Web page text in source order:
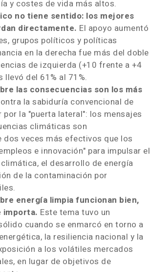
y costes de vida más altos.
no tiene sentido: los mejores
directamente. El apoyo aumentó
grupos políticos y políticas
en la derecha fue más del doble
de izquierda (+10 frente a +4
llevó del 61% al 71%.
las consecuencias son los más
la sabiduría convencional de
por la "puerta lateral": los mensajes
climáticas son
dos veces más efectivos que los
e innovación" para impulsar el
el desarrollo de energía
de la contaminación por
energía limpia funcionan bien,
importa. Este tema tuvo un
cuando se enmarcó en torno a
la resiliencia nacional y la
a los volátiles mercados
en lugar de objetivos de